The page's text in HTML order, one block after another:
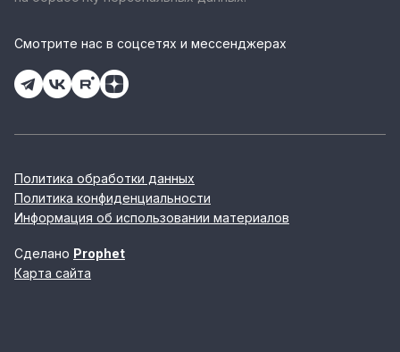
Смотрите нас в соцсетях и мессенджерах
Политика обработки данных
Политика конфиденциальности
Информация об использовании материалов
Сделано Prophet
Карта сайта